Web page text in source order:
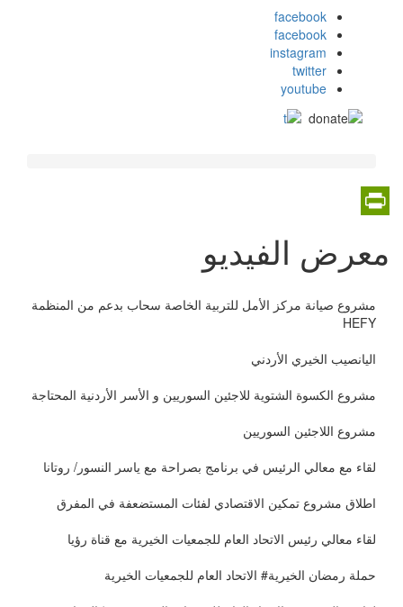
social
media
facebook
facebook
instagram
twitter
youtube
معرض الفيديو
مشروع صيانة مركز الأمل للتربية الخاصة سحاب بدعم من المنظمة
HEFY
اليانصيب الخيري الأردني
مشروع الكسوة الشتوية للاجئين السوريين و الأسر الأردنية المحتاجة
مشروع اللاجئين السوريين
لقاء مع معالي الرئيس في برنامج بصراحة مع ياسر النسور/ روتانا
اطلاق مشروع تمكين الاقتصادي لفئات المستضعفة في المفرق
لقاء معالي رئيس الاتحاد العام للجمعيات الخيرية مع قناة رؤيا
حملة رمضان الخيرية# الاتحاد العام للجمعيات الخيرية